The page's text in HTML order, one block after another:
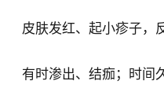
皮肤发红、起小疹子，
有时渗出、结痂；时间